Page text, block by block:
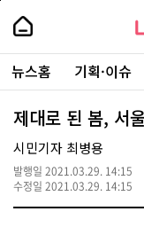
본
로
가
내
손
안
에
서
울
-
서
울
시
대
표
소
주
요
서
뉴스홈 기획·이슈
제대로 된 봄, 서
시민기자 최병용
발행일 2021.03.29. 14:15
수정일 2021.03.29. 14:15
페
상
단
로